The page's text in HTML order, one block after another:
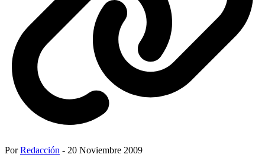
PorRedacción - 20 Noviembre 2009